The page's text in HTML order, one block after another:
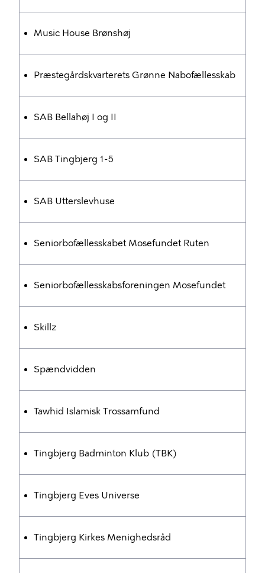
Music House Brønshøj
Præstegårdskvarterets Grønne Nabofællesskab
SAB Bellahøj I og II
SAB Tingbjerg 1-5
SAB Utterslevhuse
Seniorbofællesskabet Mosefundet Ruten
Seniorbofællesskabsforeningen Mosefundet
Skillz
Spændvidden
Tawhid Islamisk Trossamfund
Tingbjerg Badminton Klub (TBK)
Tingbjerg Eves Universe
Tingbjerg Kirkes Menighedsråd